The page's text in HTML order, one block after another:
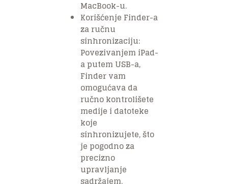
MacBook-u.
Korišćenje Finder-a
za ručnu
sinhronizaciju:
Povezivanjem iPad-
a putem USB-a,
Finder vam
omogućava da
ručno kontrolišete
medije i datoteke
koje
sinhronizujete, što
je pogodno za
precizno
upravljanje